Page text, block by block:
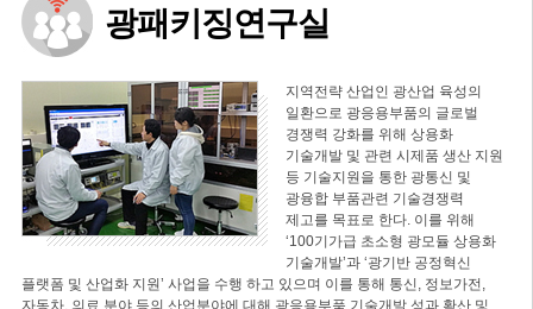
광패키징연구실
지역전략 산업인 광산업 육성의
일환으로 광응용부품의 글로벌
경쟁력 강화를 위해 상용화
기술개발 및 관련 시제품 생산 지원
등 기술지원을 통한 광통신 및
광융합 부품관련 기술경쟁력
제고를 목표로 한다. 이를 위해
‘100기가급 초소형 광모듈 상용화
기술개발’과 ‘광기반 공정혁신
플랫폼 및 산업화 지원’ 사업을 수행 하고 있으며 이를 통해 통신, 정보가전,
자동차, 의료 분야 등의 산업분야에 대해 광응용부품 기술개발 성과 확산 및